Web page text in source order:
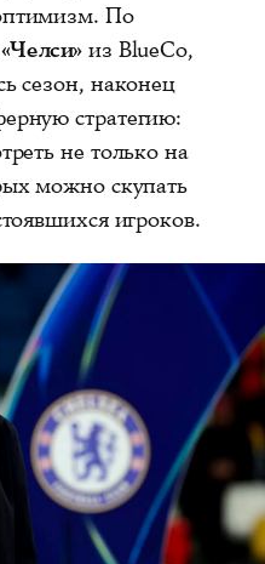
По
«Челси» из BlueCo,
сезон, наконец
стратегию:
не только на
можно скупать
игроков.